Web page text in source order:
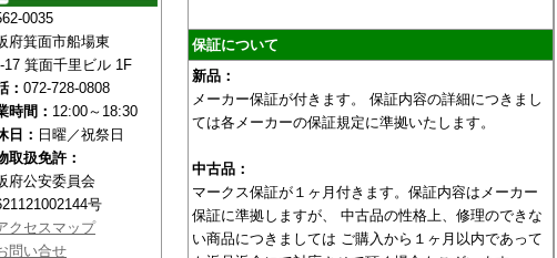
0035
府箕面市船場東
17 箕面千里ビル 1F
： 072-728-0808
時間： 12:00～18:30
日： 日曜／祝祭日
取扱免許：
府公安委員会
号
クセスマップ
問い合せ
保証について
新品：
メーカー保証が付きます。 保証内容の詳細につきまし
ては各メーカーの保証規定に準拠いたします。
中古品：
マークス保証が１ヶ月付きます。保証内容はメーカー
保証に準拠しますが、 中古品の性格上、修理のできな
い商品につきましては ご購入から１ヶ月以内であって